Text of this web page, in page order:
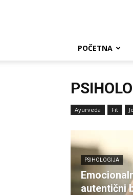
POČETNA
Ayurveda Fit
PSIHOLOGIJA
autentični